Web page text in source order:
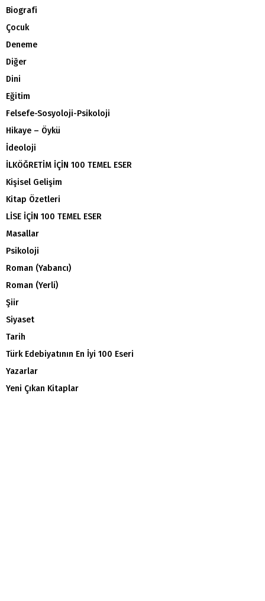
Biografi
Çocuk
Deneme
Diğer
Dini
Eğitim
Felsefe-Sosyoloji-Psikoloji
Hikaye – Öykü
İdeoloji
İLKÖĞRETİM İÇİN 100 TEMEL ESER
Kişisel Gelişim
Kitap Özetleri
LİSE İÇİN 100 TEMEL ESER
Masallar
Psikoloji
Roman (Yabancı)
Roman (Yerli)
Şiir
Siyaset
Tarih
Türk Edebiyatının En İyi 100 Eseri
Yazarlar
Yeni Çıkan Kitaplar